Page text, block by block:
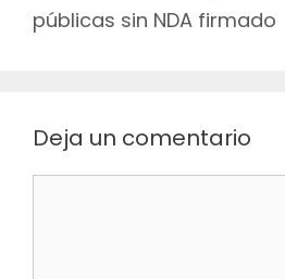
públicas sin NDA firmado
Deja un comentario